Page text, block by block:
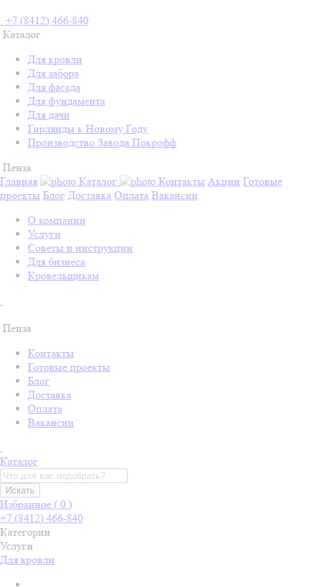
+7 (8412) 466-840
Каталог
Для кровли
Для забора
Для фасада
Для фундамента
Для дачи
Гирлянды к Новому Году
Производство Завода Покрофф
Пенза
Главная
Каталог Контакты Акции Готовые
проекты Блог Доставка Оплата Вакансии
О компании
Услуги
Советы и инструкции
Для бизнеса
Кровельщикам
Пенза
Контакты
Готовые проекты
Блог
Доставка
Оплата
Вакансии
Каталог
Искать
Избранное ( 0 )
+7 (8412) 466-840
Категории
Услуги
Для кровли